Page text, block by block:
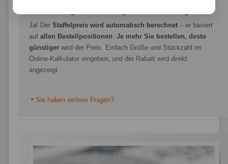
Ja! Der Staffelpreis wird automatisch berechnet – er basiert
auf allen Bestellpositionen. Je mehr Sie bestellen, desto
günstiger wird der Preis. Einfach Größe und Stückzahl im
Online-Kalkulator eingeben, und der Rabatt wird direkt
angezeigt.
Sie haben weitere Fragen?